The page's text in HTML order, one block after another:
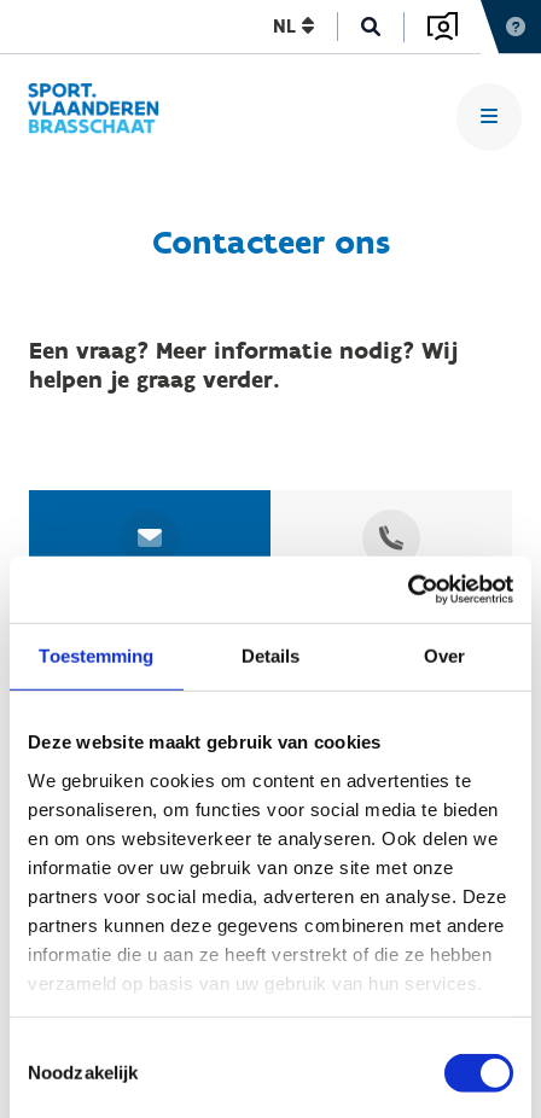
Toestemming Details Over
Deze website maakt gebruik van cookies
We gebruiken cookies om content en advertenties te
personaliseren, om functies voor social media te bieden
en om ons websiteverkeer te analyseren. Ook delen we
informatie over uw gebruik van onze site met onze
partners voor social media, adverteren en analyse. Deze
partners kunnen deze gegevens combineren met andere
informatie die u aan ze heeft verstrekt of die ze hebben
verzameld op basis van uw gebruik van hun services.
Noodzakelijk
NL
Contacteer ons
Een vraag? Meer informatie nodig? Wij
helpen je graag verder.
Geef aan tot welk domein jouw vraag behoort
KIES EEN DOMEIN
Jouw vraag